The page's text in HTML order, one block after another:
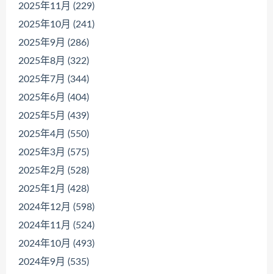
2025年11月 (229)
2025年10月 (241)
2025年9月 (286)
2025年8月 (322)
2025年7月 (344)
2025年6月 (404)
2025年5月 (439)
2025年4月 (550)
2025年3月 (575)
2025年2月 (528)
2025年1月 (428)
2024年12月 (598)
2024年11月 (524)
2024年10月 (493)
2024年9月 (535)